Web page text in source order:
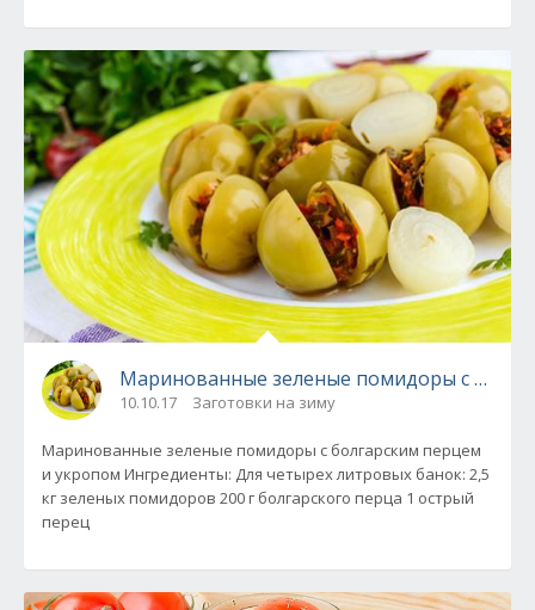
Маринованные зеленые помидоры с
10.10.17 Заготовки на зиму
Маринованные зеленые помидоры с болгарским перцем
и укропом Ингредиенты: Для четырех литровых банок: 2,5
кг зеленых помидоров 200 г болгарского перца 1 острый
перец